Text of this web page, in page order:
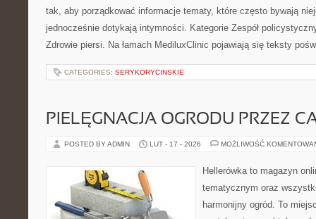
tak, aby porządkować informacje tematy, które często bywają
jednocześnie dotykają intymności. Kategorie Zespół
Zdrowie piersi. Na łamach MediluxClinic pojawiają się teksty
CATEGORIES: SERYKORYCINSKIE
PIELĘGNACJA OGRODU PRZEZ
POSTED BY ADMIN LUT - 17 - 2026 MOŻLIWOŚĆ
Hellerówka to magazyn
tematycznym oraz
harmonijny ogród. To